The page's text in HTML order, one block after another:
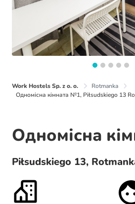
Work Hostels Sp. z o. o.
Rotmanka
Одномісна кімната №1, Piłsudskiego 13
Одномісна
Piłsudskiego 13,